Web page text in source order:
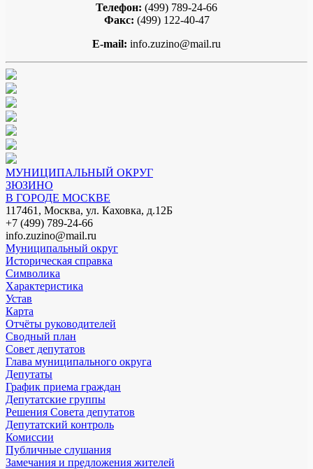
Телефон: (499) 789-24-66
Факс: (499) 122-40-47
E-mail: info.zuzino@mail.ru
МУНИЦИПАЛЬНЫЙ ОКРУГ
ЗЮЗИНО
В ГОРОДЕ МОСКВЕ
117461, Москва, ул. Каховка, д.12Б
+7 (499) 789-24-66
info.zuzino@mail.ru
Муниципальный округ
Историческая справка
Символика
Характеристика
Устав
Карта
Отчёты руководителей
Сводный план
Совет депутатов
Глава муниципального округа
Депутаты
График приема граждан
Депутатские группы
Решения Совета депутатов
Депутатский контроль
Комиссии
Публичные слушания
Замечания и предложения жителей